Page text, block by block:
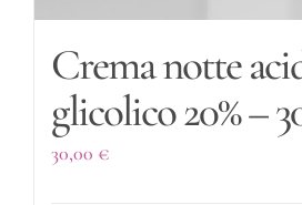
Crema notte
glicolico 20% –
30,00 €